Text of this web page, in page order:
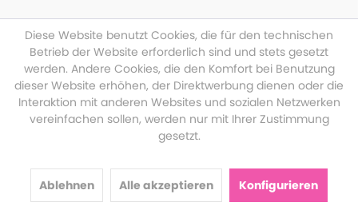
Diese Website benutzt Cookies, die für den technischen
Betrieb der Website erforderlich sind und stets gesetzt
werden. Andere Cookies, die den Komfort bei Benutzung
dieser Website erhöhen, der Direktwerbung dienen oder die
Interaktion mit anderen Websites und sozialen Netzwerken
vereinfachen sollen, werden nur mit Ihrer Zustimmung
gesetzt.
Ablehnen Alle akzeptieren Konfigurieren